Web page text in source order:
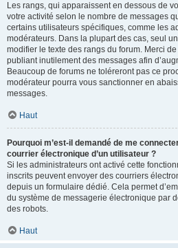
Les rangs, qui apparaissent en dessous de
votre activité selon le nombre de messages
certains utilisateurs spécifiques, comme les
modérateurs. Dans la plupart des cas, seul
modifier le texte des rangs du forum. Merci
publiant inutilement des messages afin
Beaucoup de forums ne toléreront pas ce
modérateur pourra vous sanctionner en
messages.
Haut
Pourquoi m’est-il demandé de me
courrier électronique d’un utilisateur ?
Si les administrateurs ont activé cette
inscrits peuvent envoyer des courriers
depuis un formulaire dédié. Cela permet
du système de messagerie électronique par
des robots.
Haut